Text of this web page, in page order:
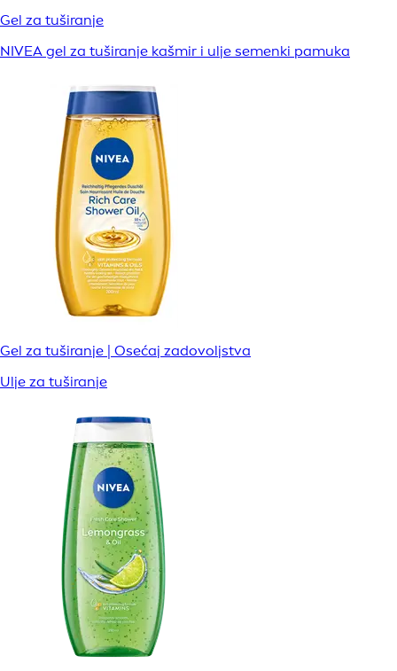
Gel za tuširanje
NIVEA gel za tuširanje kašmir i ulje semenki pamuka
Gel za tuširanje | Osećaj zadovoljstva
Ulje za tuširanje